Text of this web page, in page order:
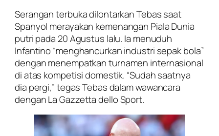
Serangan terbuka dilontarkan Tebas saat
Spanyol merayakan kemenangan Piala Dunia
putri pada 20 Agustus lalu. Ia menuduh
Infantino “menghancurkan industri sepak bola”
dengan menempatkan turnamen internasional
di atas kompetisi domestik. “Sudah saatnya
dia pergi,” tegas Tebas dalam wawancara
denganLa Gazzetta dello Sport.